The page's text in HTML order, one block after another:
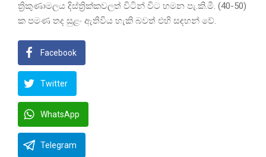
ත්‍රිකුණාමලය දිස්ත්‍රික්කවලත් විටින් විට හමන පැ.කි.මී. (40-50)
ක පමණ තද සුළං ඇතිවිය හැකි බවත් එහි සඳහන් වේ.
Facebook
Twitter
WhatsApp
Telegram